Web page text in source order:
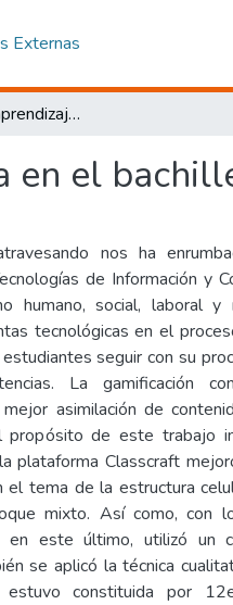
Externas
Classcraft en el aprendizaje de Biología en el bachillerato
en el
nos ha
de Información y
humano, social, laboral
tecnológicas en el
seguir con su
La gamificación
asimilación de
propósito de este trabajo
plataforma Classcraft
tema de la estructura
mixto. Así como, con
en este último, utilizó un
se aplicó la técnica
constituida por